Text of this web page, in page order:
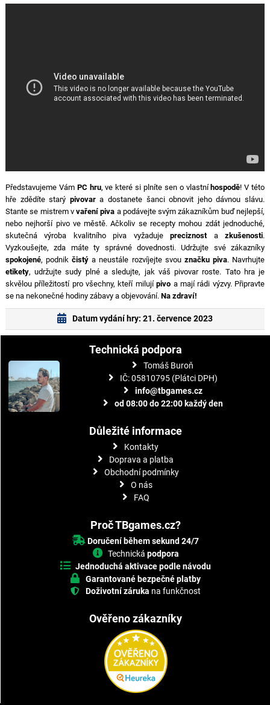
Představujeme Vám PC hru, ve které si plníte sen o vlastníhospodě! V této
hře zdědíte starý pivovara dostanete šanci obnovit jeho dávnou slávu.
Stante se mistrem vvaření piva a podávejte svým zákazníkům buď nejlepší,
nebo nejhorší pivo ve městě. Ačkoliv se recepty mohou zdát jednoduché,
skutečná výroba kvalitního piva vyžadujepreciznost azkušenosti.
Vyzkoušejte, zda máte ty správné dovednosti. Udržujte své zákazníky
spokojené, podnikčistý a neustále rozvíjejte svou značku piva. Navrhujte
etikety, udržujte sudy plné a sledujte, jak váš pivovar roste. Tato hra je
skvělou příležitostí pro všechny, kteří milujípivo a mají rádi výzvy. Připravte
se na nekonečné hodiny zábavy a objevování. Na zdraví!
Datum vydání hry: 21. července 2023
Technická podpora
Tomáš Buroň
IČ: 05810795 (Plátci DPH)
info@tbgames.cz
od 08:00 do 22:00 každý den
Důležité informace
Kontakty
Doprava a platba
Obchodní podmínky
O nás
FAQ
Proč TBgames.cz?
Doručení během sekund 24/7
Technická podpora
Jednoduchá aktivace podle návodu
Garantované bezpečné platby
Doživotní záruka na funkčnost
Ověřeno zákazníky